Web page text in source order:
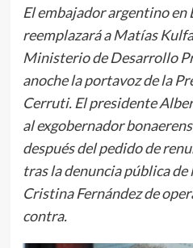
El embajador argentino
reemplazará a Matías
Ministerio de Desarrollo
anoche la portavoz de la
Cerruti. El presidente
al exgobernador
después del pedido de
tras la denuncia pública
Cristina Fernández de
contra.